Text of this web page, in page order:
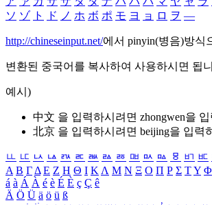
ソ ゾ ト ド ノ ホ ボ ポ モ ヨ ョ ロ ヲ ―
http://chineseinput.net/에서 pinyin(병음)방식
변환된 중국어를 복사하여 사용하시면 됩
예시)
中文 을 입력하시려면 zhongwen을
北京 을 입력하시려면 beijing을 입력
ㅥ ㅦ ㅧ ㅨ ㅩ ㅪ ㅫ ㅬ ㅭ ㅮ ㅯ ㅰ ㅱ ㅲ ㅳ
Α Β ΓΔ Ε Ζ Η Θ Ι ΚΛ Μ Ν Ξ Ο Π Ρ Σ ΤΥ Φ
á à Á À é è É È ç Ç ê
Ä Ö Ü ä ö ü ß